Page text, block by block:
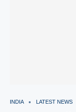
INDIA LATEST NEWS